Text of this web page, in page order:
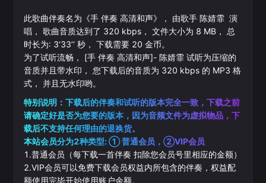
此歌曲伴奏名为《手 伴奏 高清和声》， 由歌手 陈婧霏 演
唱， 歌曲音质达到了 320 kbps， 文件大小为 8 MB， 总
时长为: 3‘33’‘秒， 下载需要 20 金币。
为了试听流畅， [手 伴奏 高清和声]- 陈婧霏 试听为压缩的
音质并且带水印， 您下载后的音质为 320 kbps 的 MP3 格
式， 并且无水印哟。
特别说明：下载后的伴奏和试听的版本完全一致，下载之前
请确定好是否为您要的版本，因为音频文件为虚拟物品，下
载后不支持任何理由的退换货。
本站会员分为2种类型: ① 普通会员，②VIP会员
1.普通会员（每下载一首伴奏 扣除您会员号里相应的金额）
2.VIP会员可以免费下载会员权益内所包含的伴奏，权益配
额使用完毕开始使用账户余额。